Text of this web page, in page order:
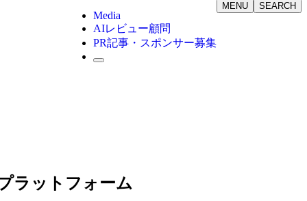
Media
AIレビュー顧問
PR記事・スポンサー募集
SEARCH
MENU
ラットフォーム